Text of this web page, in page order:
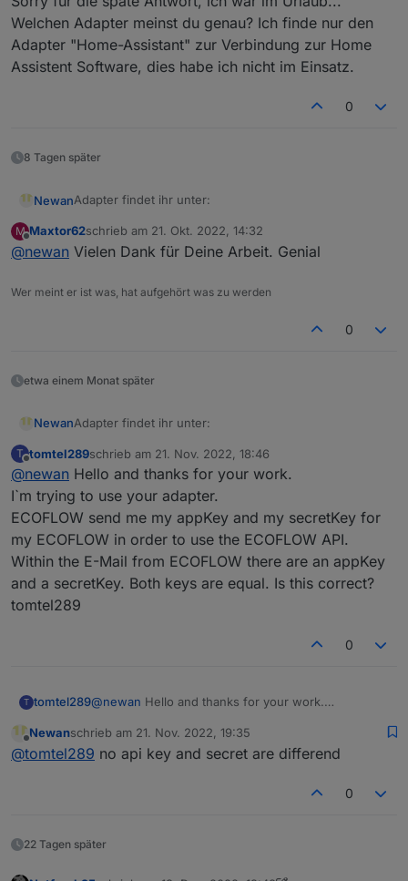
Schnittstelle.
Welchen Adapter meinst du genau? Ich finde nur den
Adapter "Home-Assistant" zur Verbindung zur Home
Assistent Software, dies habe ich nicht im Einsatz.
0
8 Tagen später
NewanAdapter findet ihr unter:
https://github.com/Newan/ioBroker.ecoflow
M Maxtor62schrieb am 21. Okt. 2022, 14:32
zuletzt editiert von
@newan Vielen Dank für Deine Arbeit. Genial
Wer meint er ist was, hat aufgehört was zu werden
0
etwa einem Monat später
NewanAdapter findet ihr unter:
https://github.com/Newan/ioBroker.ecoflow
T tomtel289schrieb am 21. Nov. 2022, 18:46
zuletzt editiert von
@newan Hello and thanks for your work.
I`m trying to use your adapter.
ECOFLOW send me my appKey and my secretKey for
my ECOFLOW in order to use the ECOFLOW API.
Within the E-Mail from ECOFLOW there are an appKey
and a secretKey. Both keys are equal. Is this correct?
tomtel289
0
T tomtel289@newan Hello and thanks for your work.
ECOFLOW send me my appKey and my secretKey
for my ECOFLOW in order to use the ECOFLOW
Within the E-Mail from ECOFLOW there are an
tomtel289
Offline
Newanschrieb am 21. Nov. 2022, 19:35
zuletzt editiert von
@tomtel289 no api key and secret are differend
0
22 Tagen später